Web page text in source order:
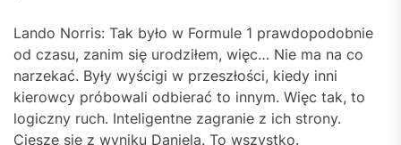
Lando Norris: Tak było w Formule 1 prawdopodobnie
od czasu, zanim się urodziłem, więc… Nie ma na co
narzekać. Były wyścigi w przeszłości, kiedy inni
kierowcy próbowali odbierać to innym. Więc tak, to
logiczny ruch. Inteligentne zagranie z ich strony.
Cieszę się z wyniku Daniela. To wszystko.